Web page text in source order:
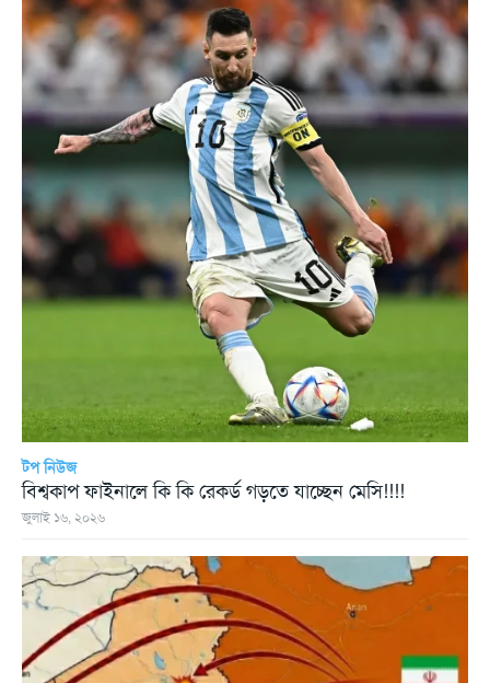
টপ নিউজ
বিশ্বকাপ ফাইনালে কি কি রেকর্ড গড়তে যাচ্ছেন মেসি!!!!
জুলাই ১৬, ২০২৬